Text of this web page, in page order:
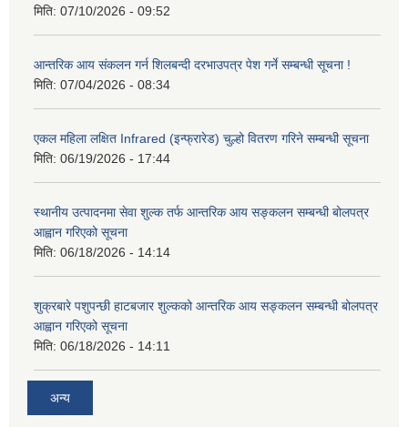
मिति: 07/10/2026 - 09:52
आन्तरिक आय संकलन गर्न शिलबन्दी दरभाउपत्र पेश गर्ने सम्बन्धी सूचना !
मिति: 07/04/2026 - 08:34
एकल महिला लक्षित Infrared (इन्फ्रारेड) चुल्हो वितरण गरिने सम्बन्धी सूचना
मिति: 06/19/2026 - 17:44
स्थानीय उत्पादनमा सेवा शुल्क तर्फ आन्तरिक आय सङ्कलन सम्बन्धी बोलपत्र
आह्वान गरिएको सूचना
मिति: 06/18/2026 - 14:14
शुक्रबारे पशुपन्छी हाटबजार शुल्कको आन्तरिक आय सङ्कलन सम्बन्धी बोलपत्र
आह्वान गरिएको सूचना
मिति: 06/18/2026 - 14:11
अन्य